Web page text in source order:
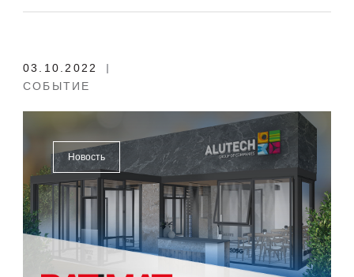
03.10.2022
СОБЫТИЕ
Новость